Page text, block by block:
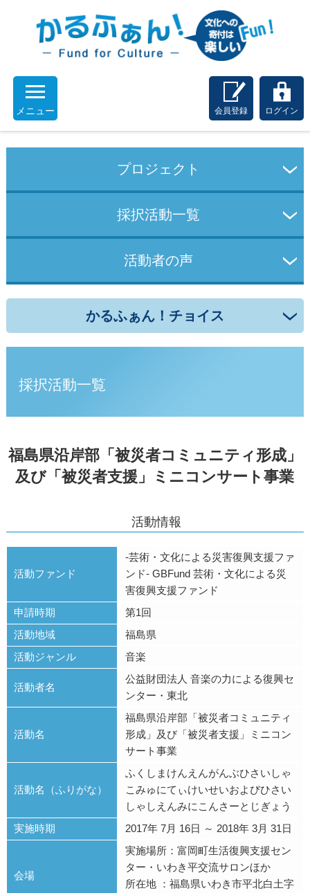
メニュー 会員登録 ログイン
プロジェクト
採択活動一覧
活動者の声
かるふぁん！チョイス
採択活動一覧
福島県沿岸部「被災者コミュニティ形成」
及び「被災者支援」ミニコンサート事業
活動情報
活動ファンド
-芸術・文化による災害復興支援ファ
ンド- GBFund 芸術・文化による災
害復興支援ファンド
申請時期
第1回
活動地域
福島県
活動ジャンル
音楽
活動者名
公益財団法人 音楽の力による復興セ
ンター・東北
活動名
福島県沿岸部「被災者コミュニティ
形成」及び「被災者支援」ミニコン
サート事業
活動名（ふりがな）
ふくしまけんえんがんぶひさいしゃ
こみゅにてぃけいせいおよびひさい
しゃしえんみにこんさーとじぎょう
実施時期
2017年 7月 16日 ～ 2018年 3月 31日
会場
実施場所：富岡町生活復興支援セン
ター・いわき平交流サロンほか
所在地 ：福島県いわき市平北白土字